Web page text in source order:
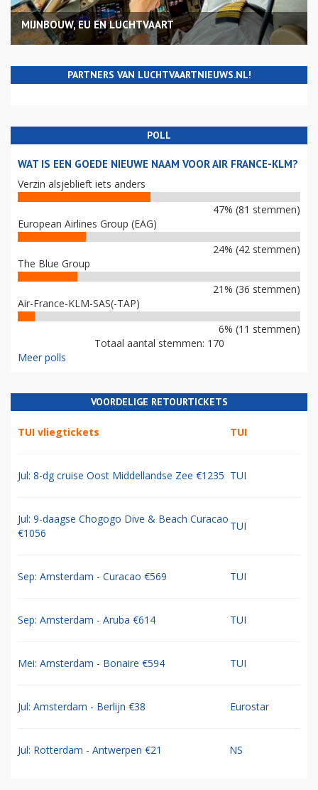
MIJNBOUW, EU EN LUCHTVAART
PARTNERS VAN LUCHTVAARTNIEUWS.NL!
POLL
WAT IS EEN GOEDE NIEUWE NAAM VOOR AIR FRANCE-KLM?
Verzin alsjeblieft iets anders
47% (81 stemmen)
European Airlines Group (EAG)
24% (42 stemmen)
The Blue Group
21% (36 stemmen)
Air-France-KLM-SAS(-TAP)
6% (11 stemmen)
Totaal aantal stemmen: 170
Meer polls
VOORDELIGE RETOURTICKETS
TUI vliegtickets TUI
Jul: 8-dg cruise Oost Middellandse Zee €1235 TUI
Jul: 9-daagse Chogogo Dive & Beach Curacao
€1056
TUI
Sep: Amsterdam - Curacao €569 TUI
Sep: Amsterdam - Aruba €614 TUI
Mei: Amsterdam - Bonaire €594 TUI
Jul: Amsterdam - Berlijn €38 Eurostar
Jul: Rotterdam - Antwerpen €21 NS